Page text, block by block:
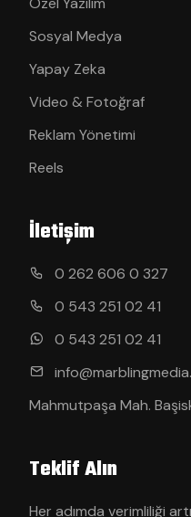
Sosyal Medya
Yapay Zeka
Video & Fotoğraf
Reklam Yönetimi
Reels
İletişim
0 262 606 0 327
0 543 251 02 41
0 543 251 02 41
Mahmutpaşa Mah.
Teklif Alın
Her adımda verimliliği